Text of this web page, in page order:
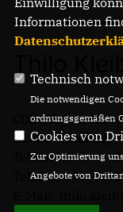
CDU-
22359 Hamburg
Telefon: 040 /
Telefax: 040 /
Informationen
Technisch
Die notwendigen
ordnungsgemäßen
Cookies von
Zur Optimierung
Angebote von